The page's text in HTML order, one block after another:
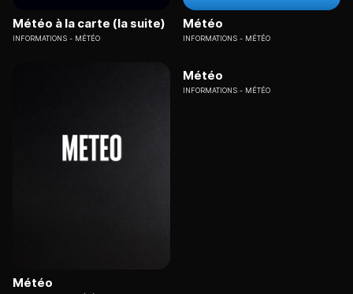
Météo à la carte (la suite)
INFORMATIONS MÉTÉO
Météo
INFORMATIONS MÉTÉO
Météo
Météo
INFORMATIONS MÉTÉO